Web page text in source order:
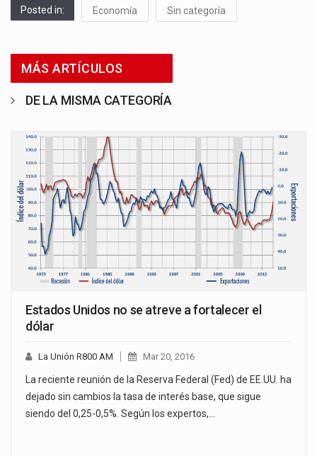
Posted in: Economía Sin categoría
MÁS ARTÍCULOS
DE LA MISMA CATEGORÍA
Estados Unidos no se atreve a fortalecer el
dólar
La Unión R800 AM Mar 20, 2016
La reciente reunión de la Reserva Federal (Fed) de EE.UU. ha
dejado sin cambios la tasa de interés base, que sigue
siendo del 0,25-0,5%. Según los expertos,…